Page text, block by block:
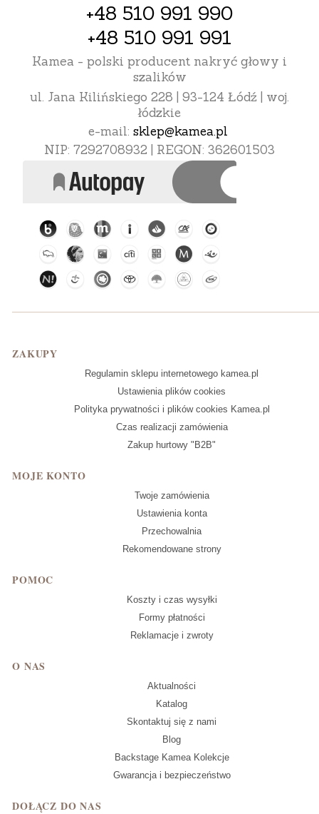
+48 510 991 990
+48 510 991 991
Kamea - polski producent nakryć głowy i
szalików
ul. Jana Kilińskiego 228 | 93-124 Łódź | woj.
łódzkie
e-mail: sklep@kamea.pl
NIP: 7292708932 | REGON: 362601503
Linki w stopce
ZAKUPY
Regulamin sklepu internetowego kamea.pl
Ustawienia plików cookies
Polityka prywatności i plików cookies Kamea.pl
Czas realizacji zamówienia
Zakup hurtowy "B2B"
MOJE KONTO
Twoje zamówienia
Ustawienia konta
Przechowalnia
Rekomendowane strony
POMOC
Koszty i czas wysyłki
Formy płatności
Reklamacje i zwroty
O NAS
Aktualności
Katalog
Skontaktuj się z nami
Blog
Backstage Kamea Kolekcje
Gwarancja i bezpieczeństwo
DOŁĄCZ DO NAS